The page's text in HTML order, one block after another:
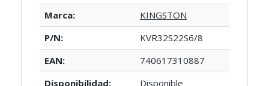
Marca:
KINGSTON
P/N:
KVR32S22S6/8
EAN:
740617310887
Disponibilidad:
Disponible